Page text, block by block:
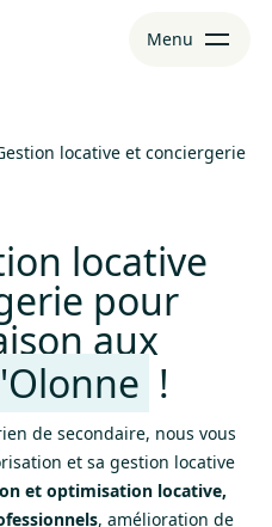
Menu
locative et conciergerie
locative
pour
aux
!
de secondaire, nous vous
et sa gestion locative
et optimisation locative,
, amélioration de